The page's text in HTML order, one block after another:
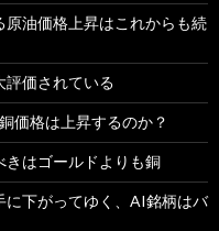
原油価格上昇はこれからも続
評価されている
価格は上昇するのか？
きはゴールドよりも銅
に下がってゆく、AI銘柄はバ